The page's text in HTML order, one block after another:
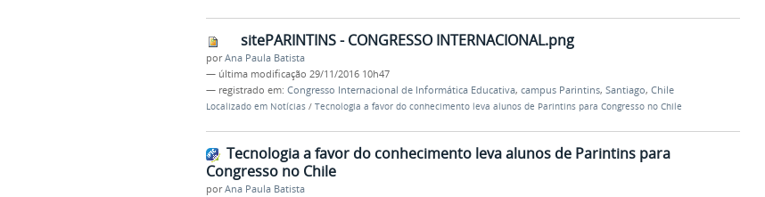
sitePARINTINS - CONGRESSO INTERNACIONAL.png
porAna Paula Batista
— última modificação 29/11/2016 10h47
— registrado em: Congresso Internacional de Informática Educativa, campus Parintins, Santiago, Chile
Localizado em Notícias / Tecnologia a favor do conhecimento leva alunos de Parintins para Congresso no Chile
Tecnologia a favor do conhecimento leva alunos de Parintins para
Congresso no Chile
porAna Paula Batista